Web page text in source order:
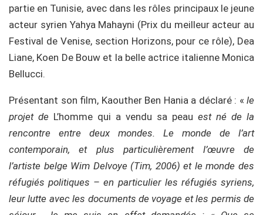
partie en Tunisie, avec dans les rôles principaux le jeune
acteur syrien Yahya Mahayni (Prix du meilleur acteur au
Festival de Venise, section Horizons, pour ce rôle), Dea
Liane, Koen De Bouw et la belle actrice italienne Monica
Bellucci.
Présentant son film, Kaouther Ben Hania a déclaré : « le
projet de L’homme qui a vendu sa peau est né de la
rencontre entre deux mondes. Le monde de l’art
contemporain, et plus particulièrement l’œuvre de
l’artiste belge Wim Delvoye (Tim, 2006) et le monde des
réfugiés politiques – en particulier les réfugiés syriens,
leur lutte avec les documents de voyage et les permis de